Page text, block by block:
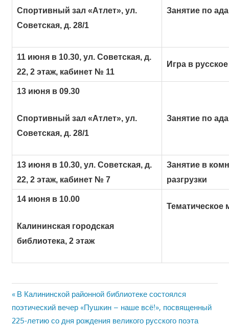
Спортивный зал «Атлет», ул.
Советская, д. 28/1
Занятие по
11 июня в 10.30, ул. Советская, д.
22, 2 этаж, кабинет № 11
Игра в
13 июня в 09.30
Спортивный зал «Атлет», ул.
Советская, д. 28/1
Занятие по
13 июня в 10.30, ул. Советская, д.
22, 2 этаж, кабинет № 7
Занятие в
разгрузки
14 июня в 10.00
Калининская городская
библиотека, 2 этаж
Тематическое
Навигация
по
Previous
Post:
В Калининской районной библиотеке состоялся
поэтический вечер «Пушкин – наше всё!», посвященный
225-летию со дня рождения великого русского поэта